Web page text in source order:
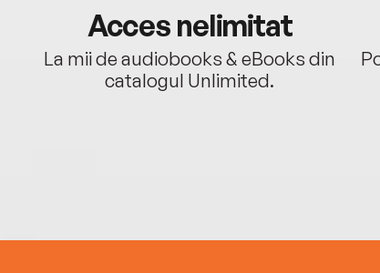
Acces nelimitat
La mii de audiobooks & eBooks din
catalogul Unlimited.